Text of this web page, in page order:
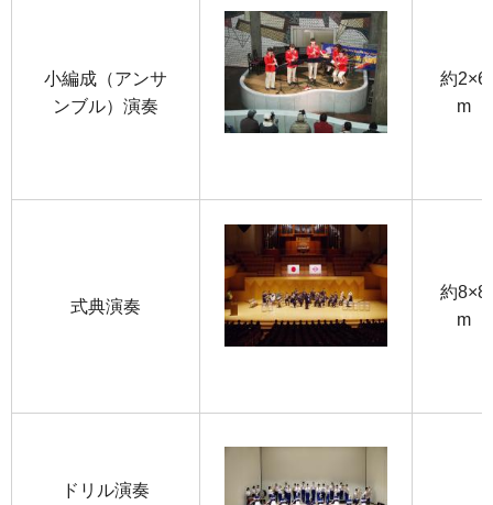
小編成（アンサ
ンブル）演奏
約2×6
m
式典演奏
約8×8
m
ドリル演奏